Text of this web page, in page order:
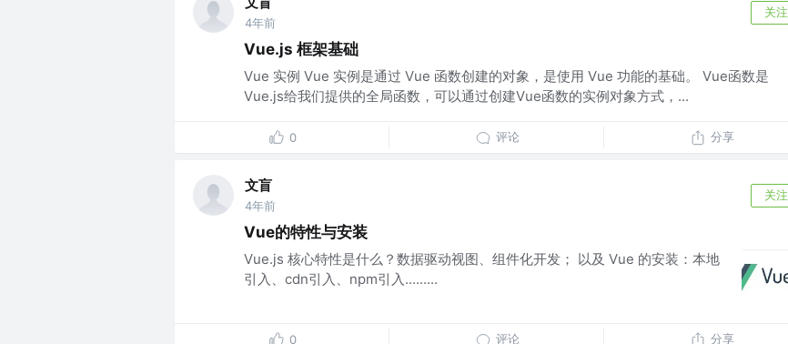
4年前
关注
Vue.js 框架基础
Vue 实例 Vue 实例是通过 Vue 函数创建的对象，是使用 Vue 功能的基础。 Vue函数是
Vue.js给我们提供的全局函数，可以通过创建Vue函数的实例对象方式，...
0 评论 分享
文盲
4年前
关注
Vue的特性与安装
Vue.js 核心特性是什么？数据驱动视图、组件化开发； 以及 Vue 的安装：本地
引入、cdn引入、npm引入.........
0 评论 分享